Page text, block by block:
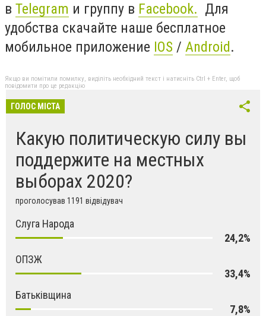
в Telegram и группу в Facebook. Для
удобства скачайте наше бесплатное
мобильное приложение IOS / Android.
Якщо ви помітили помилку, виділіть необхідний текст і натисніть Ctrl + Enter, щоб
повідомити про це редакцію
ГОЛОС МІСТА
Какую политическую силу вы
поддержите на местных
выборах 2020?
проголосував 1191 відвідувач
Слуга Народа
24,2%
ОПЗЖ
33,4%
Батьківщина
7,8%